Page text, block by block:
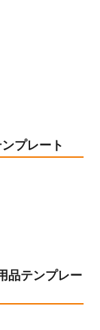
プレート
品テンプレー